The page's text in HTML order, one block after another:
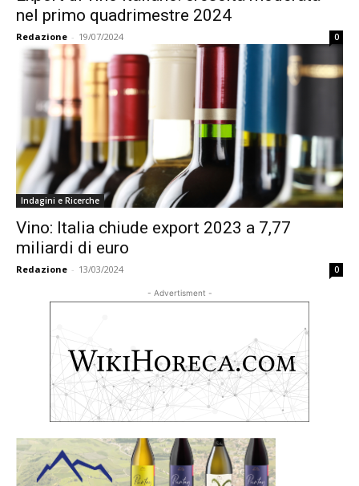
nel primo quadrimestre 2024
Redazione - 19/07/2024 0
Indagini e Ricerche
Vino: Italia chiude export 2023 a 7,77
miliardi di euro
Redazione - 13/03/2024 0
- Advertisment -